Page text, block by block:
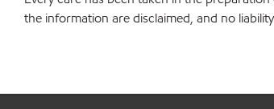
the information are disclaimed, and no